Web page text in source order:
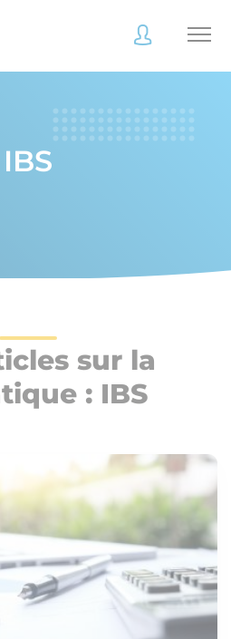
client
collaborateur
client
collaborateur
IBS
sur la
: IBS